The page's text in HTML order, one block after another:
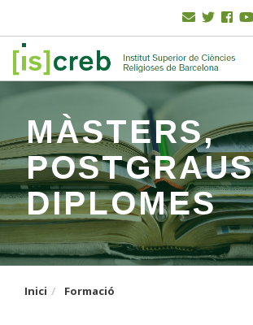
contingut
superior
SK
MÀSTERS,
DIPLOMES
Inici Formació